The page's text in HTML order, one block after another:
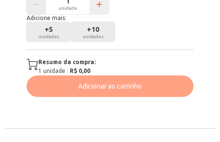
unidade
Adicione mais:
+5
unidades
+10
unidades
Resumo da compra:
1 unidade · R$ 0,00
Adicionar ao carrinho